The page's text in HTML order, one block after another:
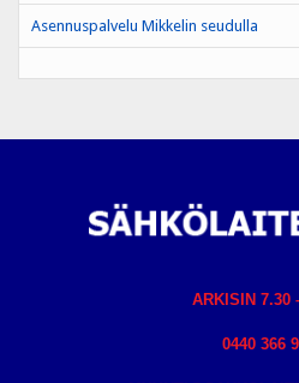
Asennuspalvelu Mikkelin seudulla
ARKISIN 7.30
0440 366